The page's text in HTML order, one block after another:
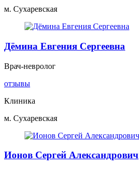
м. Сухаревская
Дёмина Евгения Сергеевна
Врач-невролог
отзывы
Клиника
м. Сухаревская
Ионов Сергей Александрович